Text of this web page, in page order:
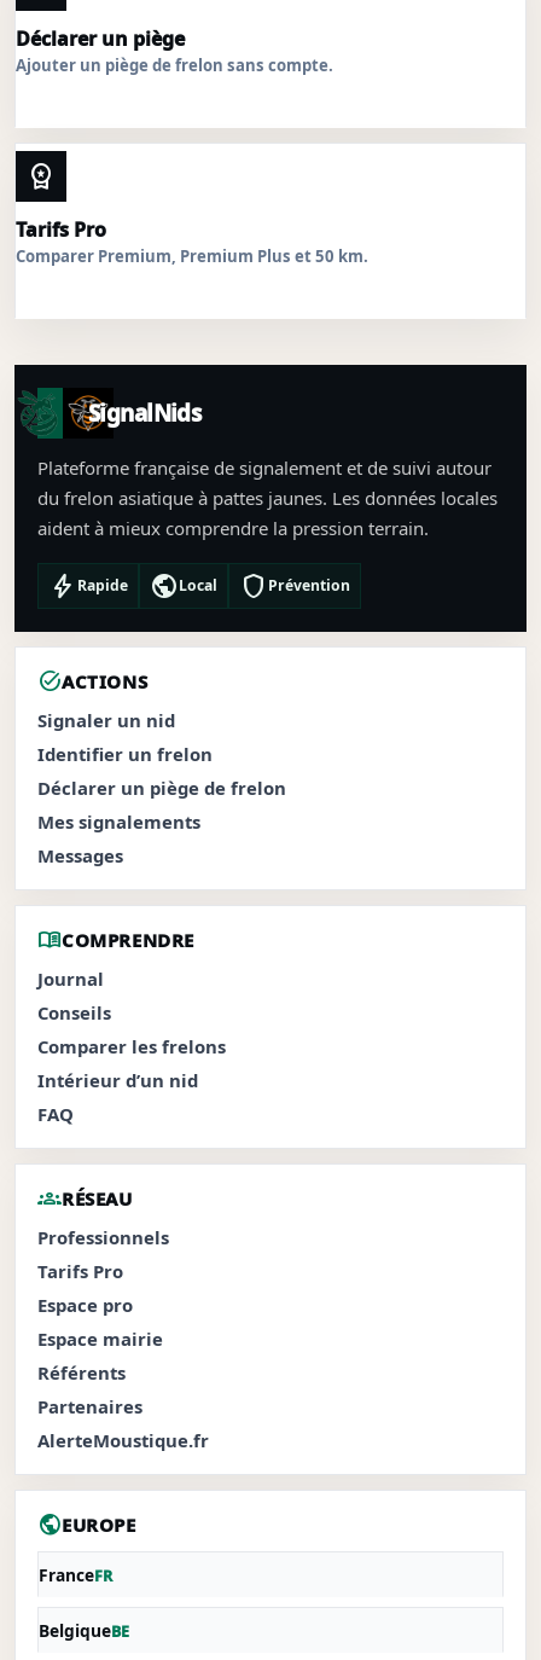
Déclarer un piège
Ajouter un piège de frelon sans compte.
workspace_premium
Tarifs Pro
Comparer Premium, Premium Plus et 50 km.
SignalNids
Plateforme française de signalement et de suivi autour
du frelon asiatique à pattes jaunes. Les données locales
aident à mieux comprendre la pression terrain.
bolt Rapide publicLocal shield Prévention
task_altACTIONS
Signaler un nid
Identifier un frelon
Déclarer un piège de frelon
Mes signalements
Messages
menu_bookCOMPRENDRE
Journal
Conseils
Comparer les frelons
Intérieur d’un nid
FAQ
groupsRÉSEAU
Professionnels
Tarifs Pro
Espace pro
Espace mairie
Référents
Partenaires
AlerteMoustique.fr
publicEUROPE
FranceFR
BelgiqueBE